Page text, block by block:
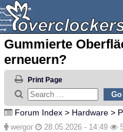
Gummierte
erneuern?
Print Page
Forum Index > Hardware >
wergor 28.05.2026 - 14:49